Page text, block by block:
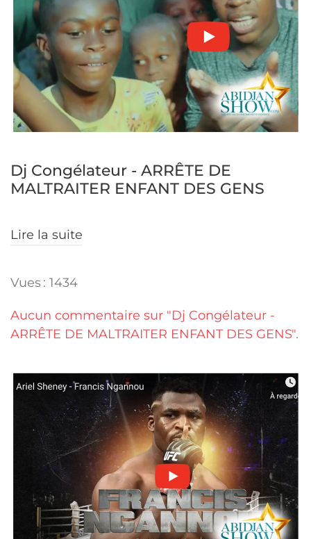
Dj Congélateur - ARRÊTE DE
MALTRAITER ENFANT DES GENS
Lire la suite
Vues : 1434
Aucun commentaire sur "Dj Congélateur -
ARRÊTE DE MALTRAITER ENFANT DES GENS".